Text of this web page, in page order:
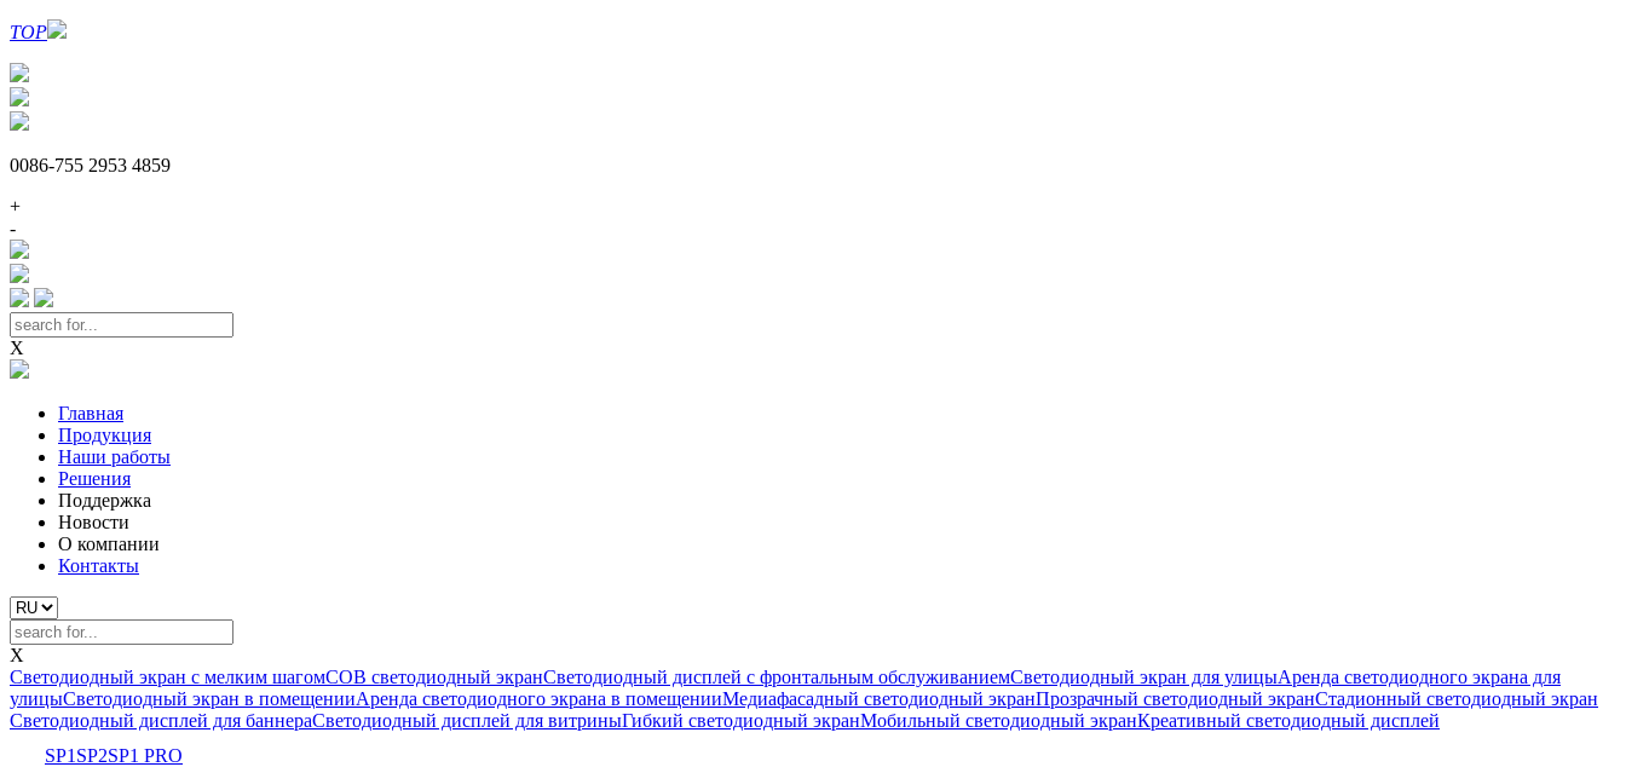
TOP
0086-755 2953 4859
+
-
X
Главная
Продукция
Наши работы
Решения
Поддержка
Новости
О компании
Контакты
X
Светодиодный экран с мелким шагомCOB светодиодный экранСветодиодный дисплей с фронтальным обслуживаниемСветодиодный экран для улицыАренда светодиодного экрана для
улицыСветодиодный экран в помещенииАренда светодиодного экрана в помещенииМедиафасадный светодиодный экранПрозрачный светодиодный экранСтадионный светодиодный экран
Светодиодный дисплей для баннераСветодиодный дисплей для витриныГибкий светодиодный экранМобильный светодиодный экранКреативный светодиодный дисплей
SP1 SP2SP1 PRO